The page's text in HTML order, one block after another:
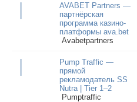
AVABET Partners —
партнёрская
программа казино-
платформы ava.bet
Avabetpartners
Pump Traffic —
прямой
рекламодатель SS
Nutra | Tier 1–2
Pumptraffic